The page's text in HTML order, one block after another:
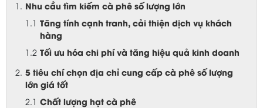
Nhu cầu tìm kiếm cà phê số lượng lớn
Tăng tính cạnh tranh, cải thiện dịch vụ khách
hàng
Tối ưu hóa chi phí và tăng hiệu quả kinh doanh
5 tiêu chí chọn địa chỉ cung cấp cà phê số lượng
lớn giá tốt
Chất lượng hạt cà phê